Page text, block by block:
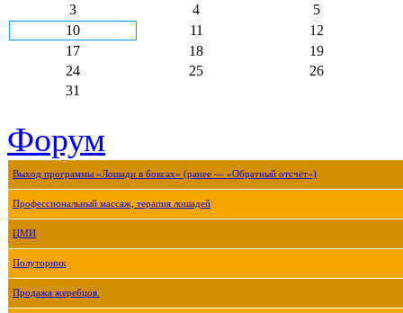
3 4
5
10
11
12
17
18
19
24
25
26
31
Форум
Выход программы «Лошади в боксах» (ранее — «Обратный отсчёт»)
Профессиональный массаж, терапия лошадей
ЦМИ
Полуторник
Продажа жеребцов.